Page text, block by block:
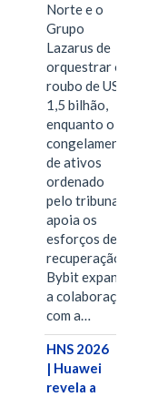
Norte e o
Grupo
Lazarus de
orquestrar o
roubo de US$
1,5 bilhão,
enquanto o
congelamento
de ativos
ordenado
pelo tribunal
apoia os
esforços de
recuperação e
Bybit expande
a colaboração
com a…
HNS 2026
| Huawei
revela a